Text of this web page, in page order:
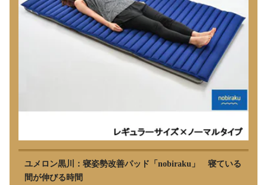
ユメロン黒川：寝姿勢改善パッド「nobiraku」 寝ている
間が伸びる時間